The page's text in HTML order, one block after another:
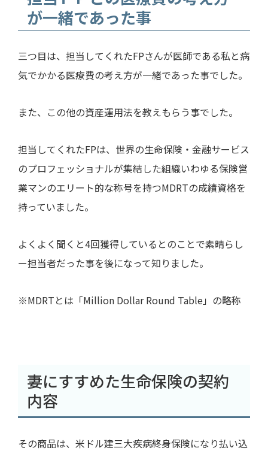
が一緒であった事
三つ目は、担当してくれたFPさんが医師である私と病
気でかかる医療費の考え方が一緒であった事でした。
また、この他の資産運用法を教えもらう事でした。
担当してくれたFPは、世界の生命保険・金融サービス
のプロフェッショナルが集結した組織いわゆる保険営
業マンのエリート的な称号を持つMDRTの成績資格を
持っていました。
よくよく聞くと4回獲得しているとのことで素晴らし
ー担当者だった事を後になって知りました。
※MDRTとは「Million Dollar Round Table」の略称
妻にすすめた生命保険の契約
内容
その商品は、米ドル建三大疾病終身保険になり払い込